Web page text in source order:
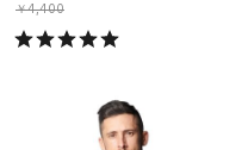
￥4,400